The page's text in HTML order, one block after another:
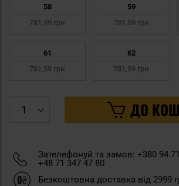
58
781,59 грн
59
781,59 грн
61
781,59 грн
62
781,59 грн
ДО
Зателефонуй та замов: +380 94
+48 71 347 47 80
Безкоштовна доставка від 2999